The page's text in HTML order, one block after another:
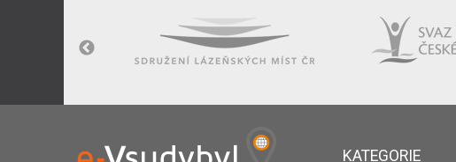
KATEGORIE